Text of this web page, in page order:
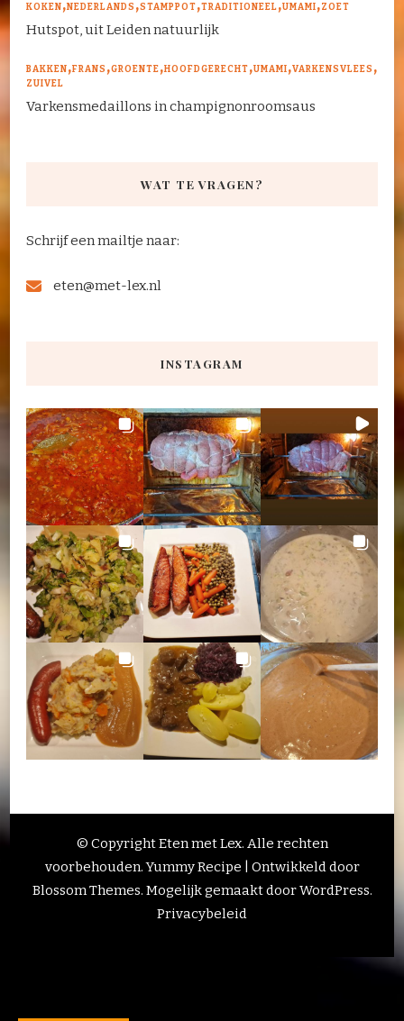
KOKEN NEDERLANDS STAMPPOT TRADITIONEEL UMAMI ZOET
Hutspot, uit Leiden natuurlijk
BAKKEN FRANS GROENTE HOOFDGERECHT UMAMI VARKENSVLEES
ZUIVEL
Varkensmedaillons in champignonroomsaus
WAT TE VRAGEN?
Schrijf een mailtje naar:
eten@met-lex.nl
INSTAGRAM
© Copyright Eten met Lex. Alle rechten
voorbehouden.Yummy Recipe | Ontwikkeld door
Blossom Themes. Mogelijk gemaakt doorWordPress.
Privacybeleid